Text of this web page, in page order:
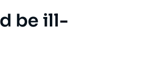
be ill-